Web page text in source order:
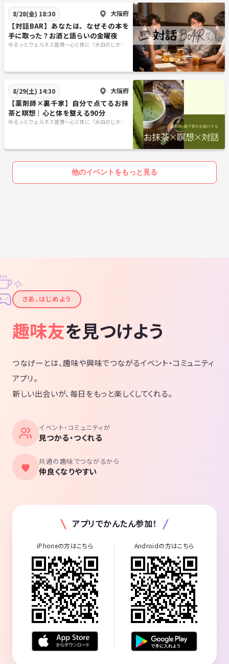
8/28(金) 18:30 大阪府
【対話BAR】あなたは、なぜその本を
手に取った？お酒と語らいの金曜夜
ゆるっとウェルネス習慣〜心と体に「余白のじか
8/29(土) 14:30 大阪府
【薬剤師×裏千家】自分で点てるお抹
茶と瞑想｜心と体を整える90分
ゆるっとウェルネス習慣〜心と体に「余白のじか
他のイベントをもっと見る
✦
✧
さあ、はじめよう
趣味友を見つけよう
つなげーとは、趣味や興味でつながるイベント・コミュニティ
アプリ。
新しい出会いが、毎日をもっと楽しくしてくれる。
イベント・コミュニティが
見つかる・つくれる
共通の趣味でつながるから
仲良くなりやすい
アプリでかんたん参加！
iPhoneの方はこちら Androidの方はこちら